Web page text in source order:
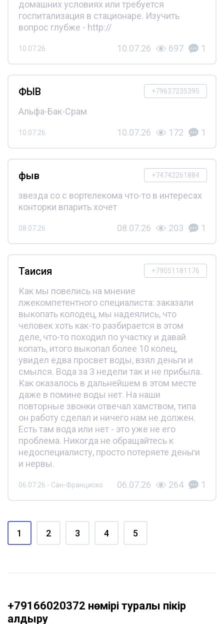
домашних условиях или требуется
госпитализация в стационаре. Изучить
вопрос глубже - http://
10.07.26 10.07.26 697 1
+79637235395
ФЫВ
Альфа-Бак-Срам
10.07.26 10.07.26 172 1
+74742261884
фыв
звезда со с вортелекома что-то в интересах
конторки впарить хочет
08.07.26 08.07.26 203 1
+79051181176
Таисия
Как мы повелись на мнение
лжекомпетентного специалиста: заказали
выкопать колодец, мы надеялись, что
человек хоть как-то разбирается в этом
деле, что-то походил по участку и давай
копать, итого выкопал более 10 колец,
увидел едва просвет воды, взял деньги и
смылся. Вода за 3 недели так и не прибыла.
Как оказалось в дальнейшем в этом месте
даже в помине воды нет. На наши
повторные звонки отвечал хамством, типа
он работу сделал и ничего нам не должен.
Есть там вода или нет - это уже не его
проблема. Никогда не обращайтесь к
недоспециалисту, просто потеряете деньги
и нервы.
06.07.26 - Сан-Франциско 06.07.26 264 1
1 2 3 4 5
+79166020372 нөмірі туралы пікір
қалдыру